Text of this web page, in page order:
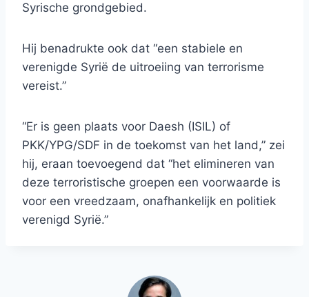
Syrische grondgebied.
Hij benadrukte ook dat “een stabiele en
verenigde Syrië de uitroeiing van terrorisme
vereist.”
“Er is geen plaats voor Daesh (ISIL) of
PKK/YPG/SDF in de toekomst van het land,” zei
hij, eraan toevoegend dat “het elimineren van
deze terroristische groepen een voorwaarde is
voor een vreedzaam, onafhankelijk en politiek
verenigd Syrië.”